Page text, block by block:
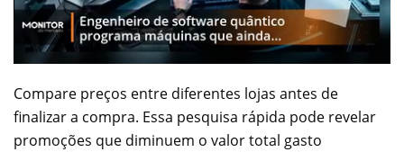
Compare preços entre diferentes lojas antes de
finalizar a compra. Essa pesquisa rápida pode revelar
promoções que diminuem o valor total gasto